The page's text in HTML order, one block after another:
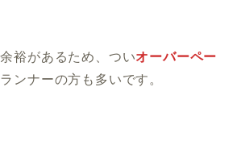
裕があるため、ついオーバーペー
ンナーの方も多いです。